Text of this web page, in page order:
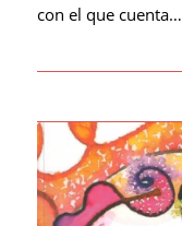
con el que cuenta…